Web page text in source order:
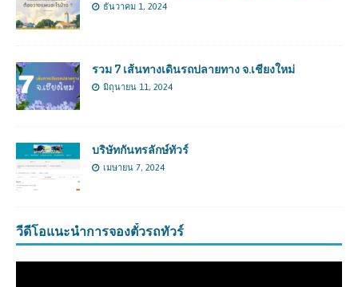
ธันวาคม 1, 2024
รวม 7 เส้นทางเดินรถปลายทาง จ.เชียงใหม่
มิถุนายน 11, 2024
บริษัทกันทรลักษ์ทัวร์
เมษายน 7, 2024
วีดีโอแนะนำการจองตั๋วรถทัวร์